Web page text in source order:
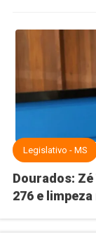
Legislativo - MS
Dourados:
276 e